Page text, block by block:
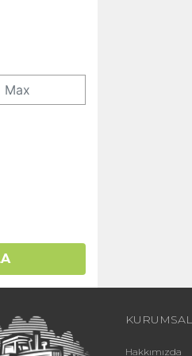
KURUMSAL
Hakkımızda